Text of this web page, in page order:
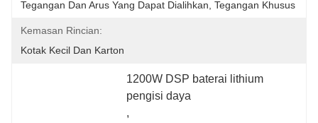
Tegangan Dan Arus Yang Dapat Dialihkan, Tegangan Khusus
Kemasan Rincian:
Kotak Kecil Dan Karton
1200W DSP baterai lithium
pengisi daya
,